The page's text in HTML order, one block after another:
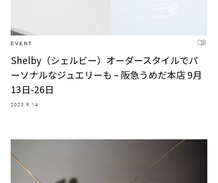
EVENT
Shelby（シェルビー）オーダースタイルでパ
ーソナルなジュエリーも – 阪急うめだ本店 9月
13日-26日
2023.9.14